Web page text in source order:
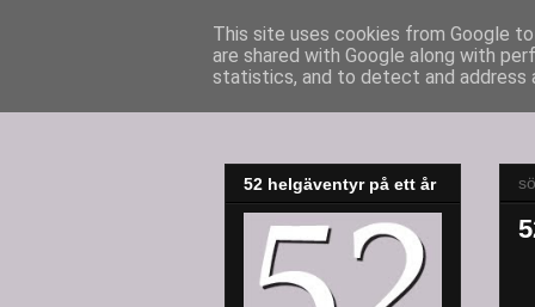
52adventures
52 helgäventyr på ett år
This site uses cookies from Google
are shared with Google along with
statistics, and to detect and address